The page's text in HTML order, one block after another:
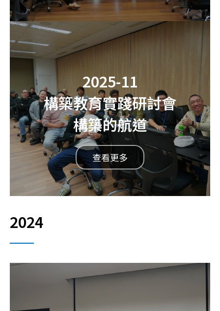
2025-11
構築教育實踐研討會
構築的航道
查看更多
2024